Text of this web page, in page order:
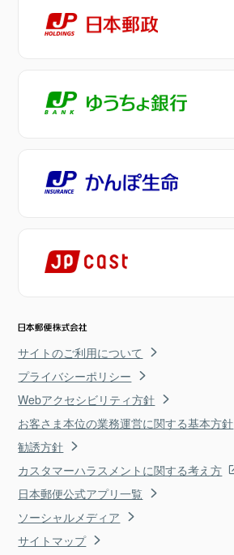
サイトのご利用について
プライバシーポリシー
Webアクセシビリティ方針
お客さま本位の業務運営に関する基本方針
勧誘方針
カスタマーハラスメントに関する考え方
日本郵便公式アプリ一覧
ソーシャルメディア
サイトマップ